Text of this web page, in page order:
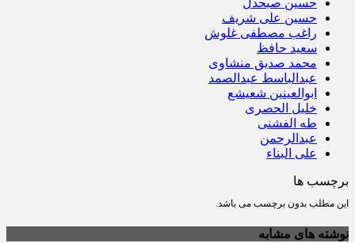
حسین علی شریف
راغب مصطفی غلوش
سعید حافظ
محمد صدیق منشاوی
عبدالباسط عبدالصمد
ابوالعینین شعیشع
خلیل الحصری
طه الفشنی
عبدالرحمن
علی البناء
برچسب ها
این مطلب بدون برچسب می باشد.
نوشته های مشابه